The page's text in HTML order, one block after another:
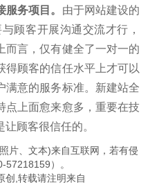
务项目。 由于网站建设的
顾客开展沟通交流才行，
而言，仅有健全了一对一的
得顾客的信任水平上才可以
满意的服务标准。新建站全
点上面愈来愈多，重要在技
顾客很信任的。
片、文本)来自互联网，若有侵
）。
创,转载请注明来自